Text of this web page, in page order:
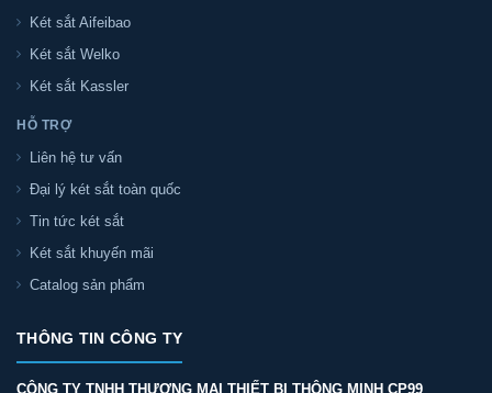
Két sắt Aifeibao
Két sắt Welko
Két sắt Kassler
HỖ TRỢ
Liên hệ tư vấn
Đại lý két sắt toàn quốc
Tin tức két sắt
Két sắt khuyến mãi
Catalog sản phẩm
THÔNG TIN CÔNG TY
CÔNG TY TNHH THƯƠNG MẠI THIẾT BỊ THÔNG MINH CP99